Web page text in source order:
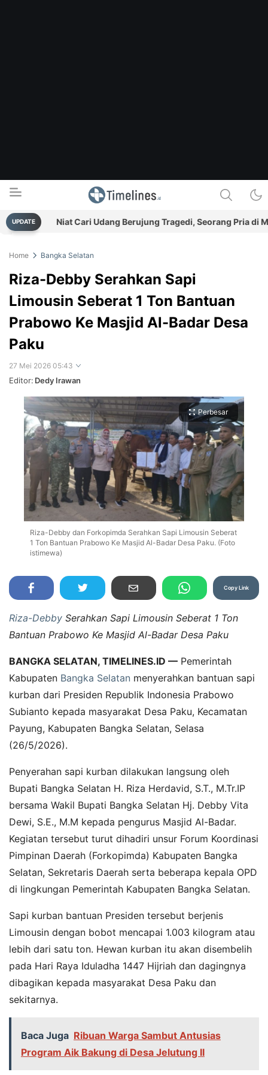
Timelines.id
Media Literasi, Sejarah & Budaya
UPDATENiat Cari Udang Berujung Tragedi, Seorang Pria di
Home Bangka Selatan
Riza-Debby Serahkan Sapi
Limousin Seberat 1 Ton Bantuan
Prabowo Ke Masjid Al-Badar Desa
Paku
27 Mei 2026 05:43
Editor: Dedy Irawan
Perbesar
Riza-Debby dan Forkopimda Serahkan Sapi Limousin Seberat
1 Ton Bantuan Prabowo Ke Masjid Al-Badar Desa Paku. (Foto
istimewa)
Copy Link
Riza-Debby Serahkan Sapi Limousin Seberat 1 Ton
Bantuan Prabowo Ke Masjid Al-Badar Desa Paku
BANGKA SELATAN, TIMELINES.ID — Pemerintah
Kabupaten Bangka Selatan menyerahkan bantuan sapi
kurban dari Presiden Republik Indonesia Prabowo
Subianto kepada masyarakat Desa Paku, Kecamatan
Payung, Kabupaten Bangka Selatan, Selasa
(26/5/2026).
Penyerahan sapi kurban dilakukan langsung oleh
Bupati Bangka Selatan H. Riza Herdavid, S.T., M.Tr.IP
bersama Wakil Bupati Bangka Selatan Hj. Debby Vita
Dewi, S.E., M.M kepada pengurus Masjid Al-Badar.
Kegiatan tersebut turut dihadiri unsur Forum Koordinasi
Pimpinan Daerah (Forkopimda) Kabupaten Bangka
Selatan, Sekretaris Daerah serta beberapa kepala OPD
di lingkungan Pemerintah Kabupaten Bangka Selatan.
Sapi kurban bantuan Presiden tersebut berjenis
Limousin dengan bobot mencapai 1.003 kilogram atau
lebih dari satu ton. Hewan kurban itu akan disembelih
pada Hari Raya Iduladha 1447 Hijriah dan dagingnya
dibagikan kepada masyarakat Desa Paku dan
sekitarnya.
Baca Juga Ribuan Warga Sambut Antusias
Program Aik Bakung di Desa Jelutung II